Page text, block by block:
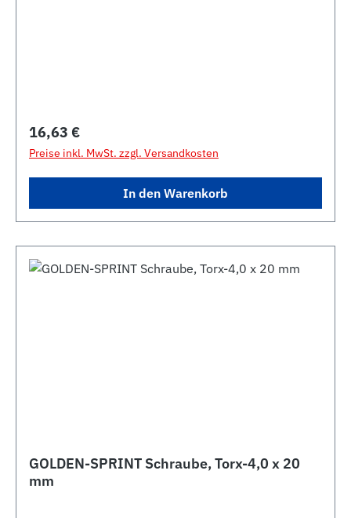
Regulärer Preis:
16,63 €
Preise inkl. MwSt. zzgl. Versandkosten
In den Warenkorb
GOLDEN-SPRINT Schraube, Torx-4,0 x 20
mm